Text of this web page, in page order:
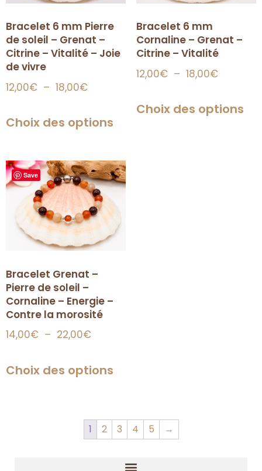
Bracelet 6 mm Pierre
de soleil – Grenat –
Citrine – Vitalité – Joie
de vivre
12,00€ – 18,00€
Choix des options
Bracelet 6 mm
Cornaline – Grenat –
Citrine – Vitalité
12,00€ – 18,00€
Choix des options
Save
Bracelet Grenat –
Pierre de soleil –
Cornaline – Energie –
Contre la morosité
14,00€ – 22,00€
Choix des options
1 2 3 4 5 →